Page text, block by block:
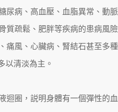
尿病、高血壓、血脂異常、動
質疏鬆、肥胖等疾病的患病風
痛風、心臟病、腎結石甚至多
以清淡為主。
迴圈，説明身體有一個彈性的